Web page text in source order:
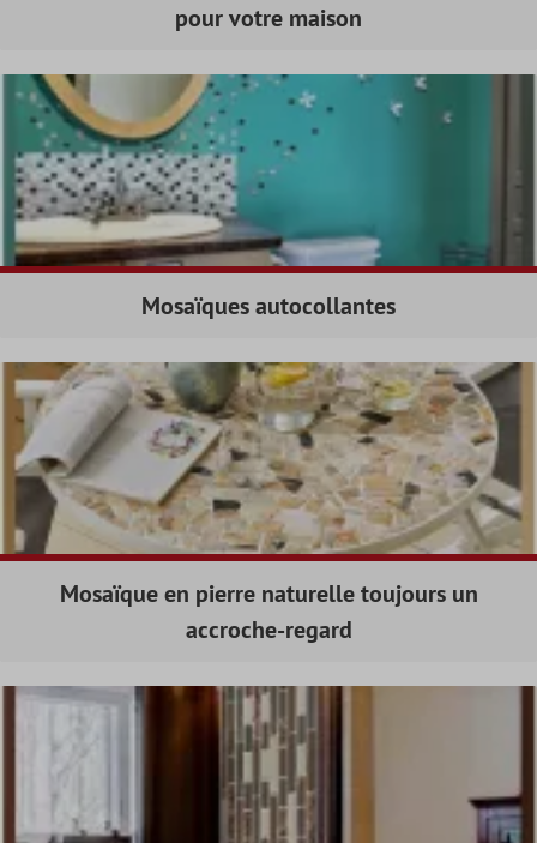
pour votre maison
Mosaïques autocollantes
Mosaïque en pierre naturelle toujours un
accroche-regard